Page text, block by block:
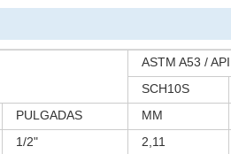
ASTM A53 /
SCH10S
PULGADAS
MM
1/2"
2,11